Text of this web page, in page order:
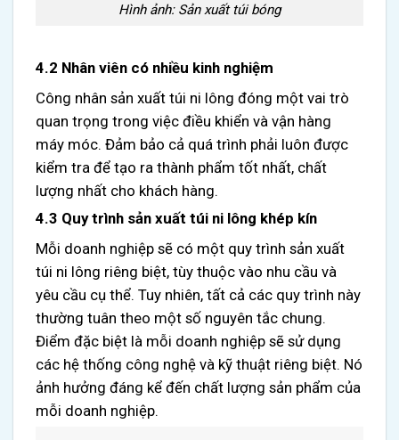
Hình ảnh: Sản xuất túi bóng
4.2 Nhân viên có nhiều kinh nghiệm
Công nhân sản xuất túi ni lông đóng một vai trò
quan trọng trong việc điều khiển và vận hàng
máy móc. Đảm bảo cả quá trình phải luôn được
kiểm tra để tạo ra thành phẩm tốt nhất, chất
lượng nhất cho khách hàng.
4.3 Quy trình sản xuất túi ni lông khép kín
Mỗi doanh nghiệp sẽ có một quy trình sản xuất
túi ni lông riêng biệt, tùy thuộc vào nhu cầu và
yêu cầu cụ thể. Tuy nhiên, tất cả các quy trình này
thường tuân theo một số nguyên tắc chung.
Điểm đặc biệt là mỗi doanh nghiệp sẽ sử dụng
các hệ thống công nghệ và kỹ thuật riêng biệt. Nó
ảnh hưởng đáng kể đến chất lượng sản phẩm của
mỗi doanh nghiệp.